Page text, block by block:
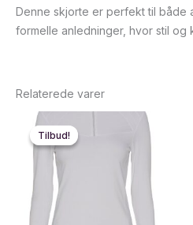
Denne skjorte er perfekt til både
formelle anledninger, hvor stil og
Relaterede varer
Tilbud!
Tilbud!